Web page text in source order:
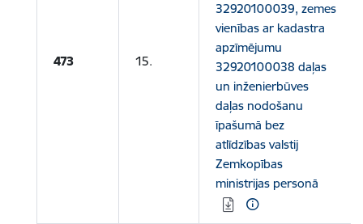
473 15.
32920100039, zemes
vienības ar kadastra
apzīmējumu
32920100038 daļas
un inženierbūves
daļas nodošanu
īpašumā bez
atlīdzības valstij
Zemkopības
ministrijas personā